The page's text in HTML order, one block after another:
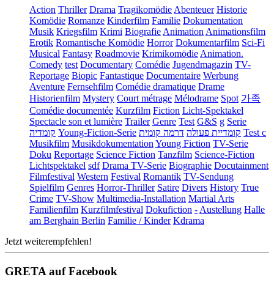
Action Thriller Drama Tragikomödie Abenteuer Historie
Komödie Romanze Kinderfilm Familie Dokumentation
Musik Kriegsfilm Krimi Biografie Animation Animationsfilm
Erotik Romantische Komödie Horror Dokumentarfilm Sci-Fi
Musical Fantasy Roadmovie Krimikomödie Animation.
Comedy test Documentary Comédie Jugendmagazin TV-
Reportage Biopic Fantastique Documentaire Werbung
Aventure Fernsehfilm Comédie dramatique Drame
Historienfilm Mystery Court métrage Mélodrame Spot 가족
Comédie documentée Kurzfilm Fiction Licht-Spektakel
Spectacle son et lumière Trailer Genre Test G&S g Serie
קומדיה Young-Fiction-Serie קומדיית פעולה דרמה קומית
Test c
Musikfilm Musikdokumentation Young Fiction TV-Serie
Doku Reportage Science Fiction Tanzfilm Science-Fiction
Lichtspektakel sdf Drama TV-Serie Biographie Docutainment
Filmfestival Western Festival Romantik TV-Sendung
Spielfilm Genres Horror-Thriller Satire Divers History True
Crime TV-Show Multimedia-Installation Martial Arts
Familienfilm Kurzfilmfestival Dokufiction - Austellung Halle
am Berghain Berlin Familie / Kinder Kdrama
Jetzt weiterempfehlen!
GRETA auf Facebook